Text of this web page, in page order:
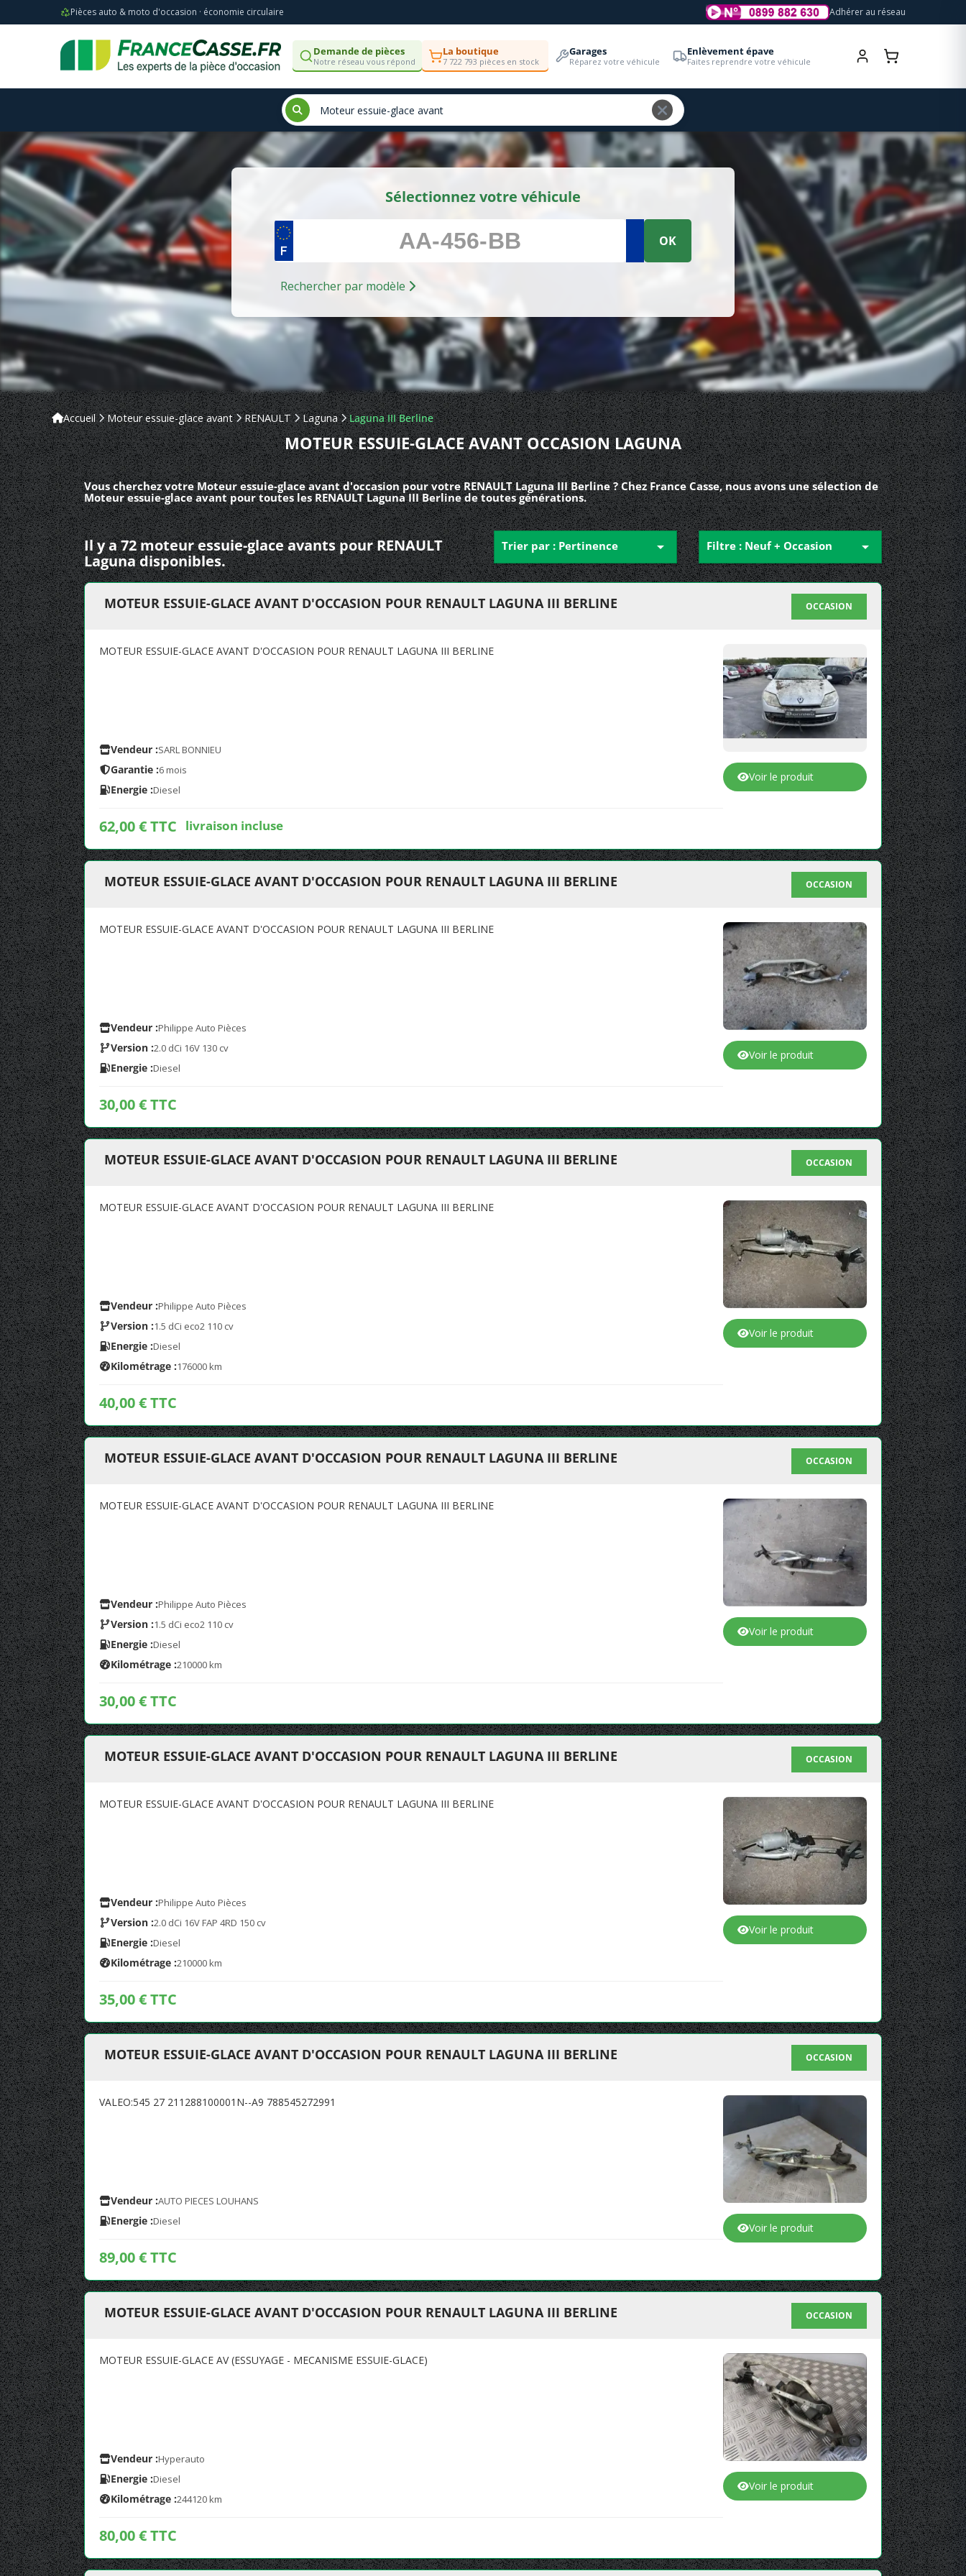
Pièces auto & moto d'occasion · économie circulaire Adhérer au réseau
Demande de pièces
Notre réseau vous répond
La boutique
7 722 793 pièces en stock
Garages
Réparez votre véhicule
Enlèvement épave
Faites reprendre votre véhicule
Sélectionnez votre véhicule
OK
Rechercher par modèle
Accueil Moteur essuie-glace avant RENAULT Laguna Laguna III Berline
MOTEUR ESSUIE-GLACE AVANT OCCASION LAGUNA
Vous cherchez votre Moteur essuie-glace avant d'occasion pour votre RENAULT Laguna III Berline ? Chez France Casse, nous avons une sélection de
Moteur essuie-glace avant pour toutes les RENAULT Laguna III Berline de toutes générations.
Il y a 72 moteur essuie-glace avants pour RENAULT
Laguna disponibles.
Trier par : Pertinence  Filtre : Neuf + Occasion 
MOTEUR ESSUIE-GLACE AVANT D'OCCASION POUR RENAULT LAGUNA III BERLINE OCCASION
MOTEUR ESSUIE-GLACE AVANT D'OCCASION POUR RENAULT LAGUNA III BERLINE
Vendeur :SARL BONNIEU
Garantie :6 mois
Energie :Diesel
62,00 € TTC livraison incluse
Voir le produit
MOTEUR ESSUIE-GLACE AVANT D'OCCASION POUR RENAULT LAGUNA III BERLINE OCCASION
MOTEUR ESSUIE-GLACE AVANT D'OCCASION POUR RENAULT LAGUNA III BERLINE
Vendeur :Philippe Auto Pièces
Version :2.0 dCi 16V 130 cv
Energie :Diesel
30,00 € TTC
Voir le produit
MOTEUR ESSUIE-GLACE AVANT D'OCCASION POUR RENAULT LAGUNA III BERLINE OCCASION
MOTEUR ESSUIE-GLACE AVANT D'OCCASION POUR RENAULT LAGUNA III BERLINE
Vendeur :Philippe Auto Pièces
Version :1.5 dCi eco2 110 cv
Energie :Diesel
Kilométrage :176000 km
40,00 € TTC
Voir le produit
MOTEUR ESSUIE-GLACE AVANT D'OCCASION POUR RENAULT LAGUNA III BERLINE OCCASION
MOTEUR ESSUIE-GLACE AVANT D'OCCASION POUR RENAULT LAGUNA III BERLINE
Vendeur :Philippe Auto Pièces
Version :1.5 dCi eco2 110 cv
Energie :Diesel
Kilométrage :210000 km
30,00 € TTC
Voir le produit
MOTEUR ESSUIE-GLACE AVANT D'OCCASION POUR RENAULT LAGUNA III BERLINE OCCASION
MOTEUR ESSUIE-GLACE AVANT D'OCCASION POUR RENAULT LAGUNA III BERLINE
Vendeur :Philippe Auto Pièces
Version :2.0 dCi 16V FAP 4RD 150 cv
Energie :Diesel
Kilométrage :210000 km
35,00 € TTC
Voir le produit
MOTEUR ESSUIE-GLACE AVANT D'OCCASION POUR RENAULT LAGUNA III BERLINE OCCASION
VALEO:545 27 211288100001N--A9 788545272991
Vendeur :AUTO PIECES LOUHANS
Energie :Diesel
89,00 € TTC
Voir le produit
MOTEUR ESSUIE-GLACE AVANT D'OCCASION POUR RENAULT LAGUNA III BERLINE OCCASION
MOTEUR ESSUIE-GLACE AV (ESSUYAGE - MECANISME ESSUIE-GLACE)
Vendeur :Hyperauto
Energie :Diesel
Kilométrage :244120 km
80,00 € TTC
Voir le produit